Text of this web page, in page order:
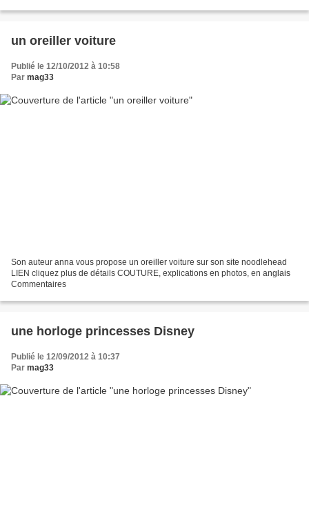
un oreiller voiture
Publié le 12/10/2012 à 10:58
Par mag33
Son auteur anna vous propose un oreiller voiture sur son site noodlehead
LIEN cliquez plus de détails COUTURE, explications en photos, en anglais
Commentaires
une horloge princesses Disney
Publié le 12/09/2012 à 10:37
Par mag33